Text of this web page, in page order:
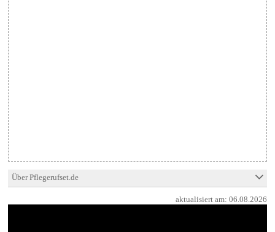
Über Pflegerufset.de
aktualisiert am:06.08.2026